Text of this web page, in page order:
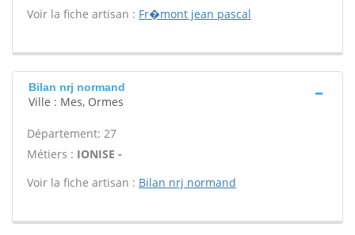
Voir la fiche artisan : Fr�mont jean pascal
Bilan nrj normand
Ville : Mes, Ormes
Département: 27
Métiers : IONISE -
Voir la fiche artisan : Bilan nrj normand